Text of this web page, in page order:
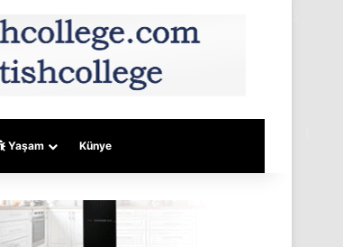
Yaşam Künye